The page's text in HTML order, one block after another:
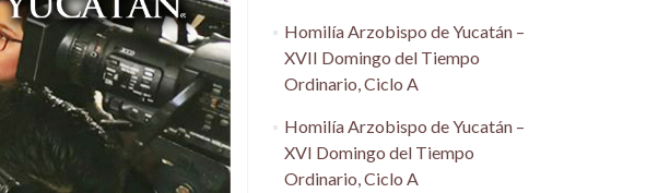
Homilía Arzobispo de Yucatán –
XVII Domingo del Tiempo
Ordinario, Ciclo A
Homilía Arzobispo de Yucatán –
XVI Domingo del Tiempo
Ordinario, Ciclo A